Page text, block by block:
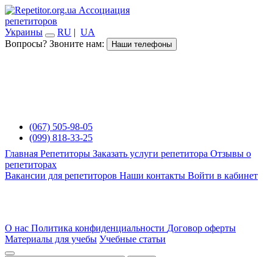
Ассоциация
репетиторов
Украины
RU | UA
Вопросы? Звоните нам:
Наши телефоны
(067) 505-98-05
(099) 818-33-25
Главная Репетиторы Заказать услуги репетитора Отзывы о
репетиторах
Вакансии для репетиторов Наши контакты Войти в кабинет
О нас Политика конфиденциальности Договор оферты
Материалы для учебы Учебные статьи